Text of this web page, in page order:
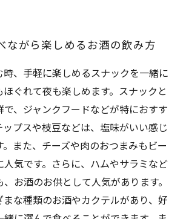
ながら楽しめるお酒の飲み方
時、手軽に楽しめるスナックを一緒に
ぐれて夜も楽しめます。スナックと
で、ジャンクフードなどが特におすす
ップスや枝豆などは、塩味がいい感じ
。また、チーズや肉のおつまみもビー
人気です。さらに、ハムやサラミなど
お酒のお供として人気があります。
まな種類のお酒やカクテルがあり、好